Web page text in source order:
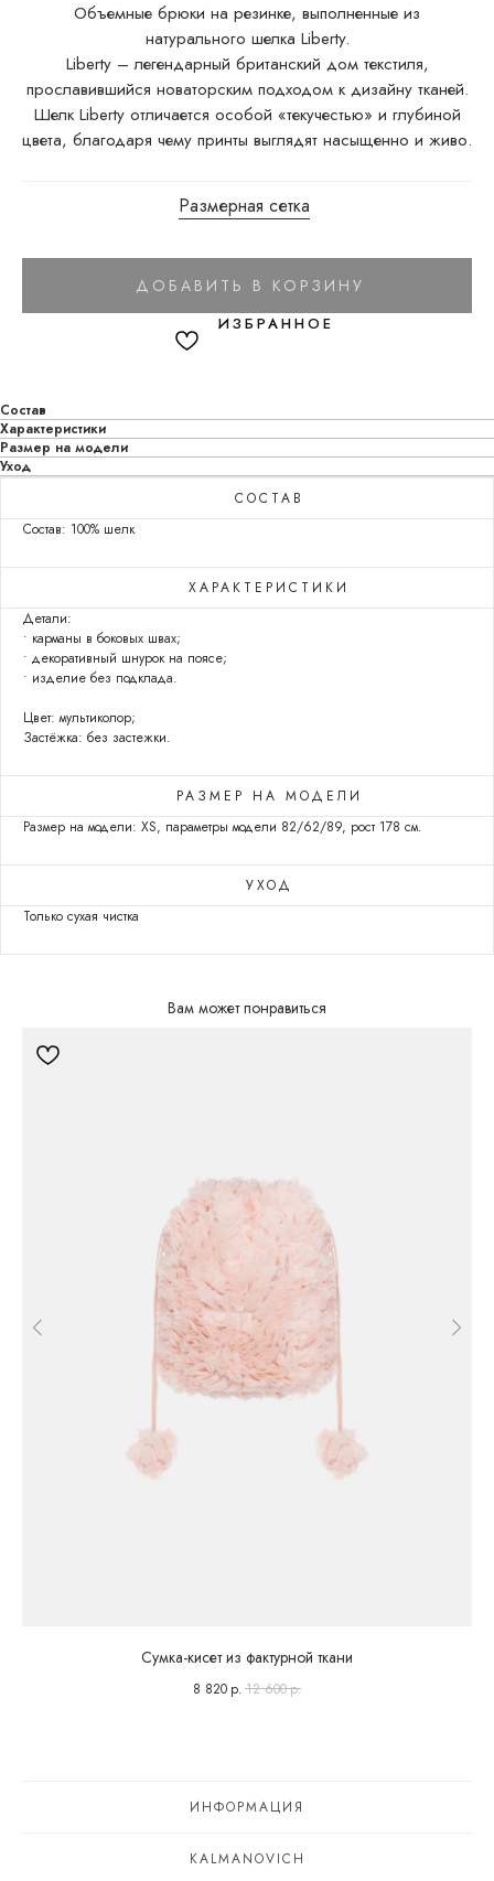
Объемные брюки на резинке, выполненные из
натурального шелка Liberty.
Liberty – легендарный британский дом текстиля,
прославившийся новаторским подходом к дизайну тканей.
Шелк Liberty отличается особой «текучестью» и глубиной
цвета, благодаря чему принты выглядят насыщенно и живо.
Размерная сетка
ДОБАВИТЬ В КОРЗИНУ
Состав
Характеристики
Размер на модели
Уход
СОСТАВ
Состав: 100% шелк
ХАРАКТЕРИСТИКИ
Детали:
• карманы в боковых швах;
• декоративный шнурок на поясе;
• изделие без подклада.
Цвет: мультиколор;
Застёжка: без застежки.
РАЗМЕР НА МОДЕЛИ
Размер на модели: XS, параметры модели 82/62/89, рост 178 см.
УХОД
Только сухая чистка
Вам может понравиться
Сумка-кисет из фактурной ткани
8 820 р.12 600р.
ИНФОРМАЦИЯ
KALMANOVICH